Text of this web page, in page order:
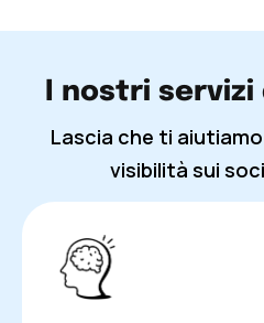
I nostri
Lascia che ti
visibilità sui